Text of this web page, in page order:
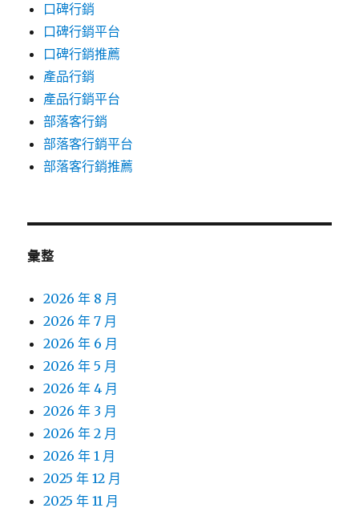
口碑行銷
口碑行銷平台
口碑行銷推薦
產品行銷
產品行銷平台
部落客行銷
部落客行銷平台
部落客行銷推薦
彙整
2026 年 8 月
2026 年 7 月
2026 年 6 月
2026 年 5 月
2026 年 4 月
2026 年 3 月
2026 年 2 月
2026 年 1 月
2025 年 12 月
2025 年 11 月